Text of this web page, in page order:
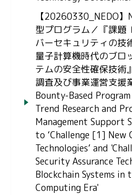
【20260330_NEDO】
型プログラム／『課題
バーセキュリティの技
量子計算機時代のブロ
テムの安全性確保技術
調査及び事業運営支援
Bounty-Based
Trend Research and
Management Support
to ‘Challenge [1] New
Technologies’ and
Security Assurance
Blockchain Systems in
Computing Era'